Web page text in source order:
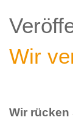
Wir
Wir rücken